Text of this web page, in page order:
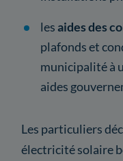
lesaides des
plafonds et
municipalité à
aides
Les particuliers
électricité solaire